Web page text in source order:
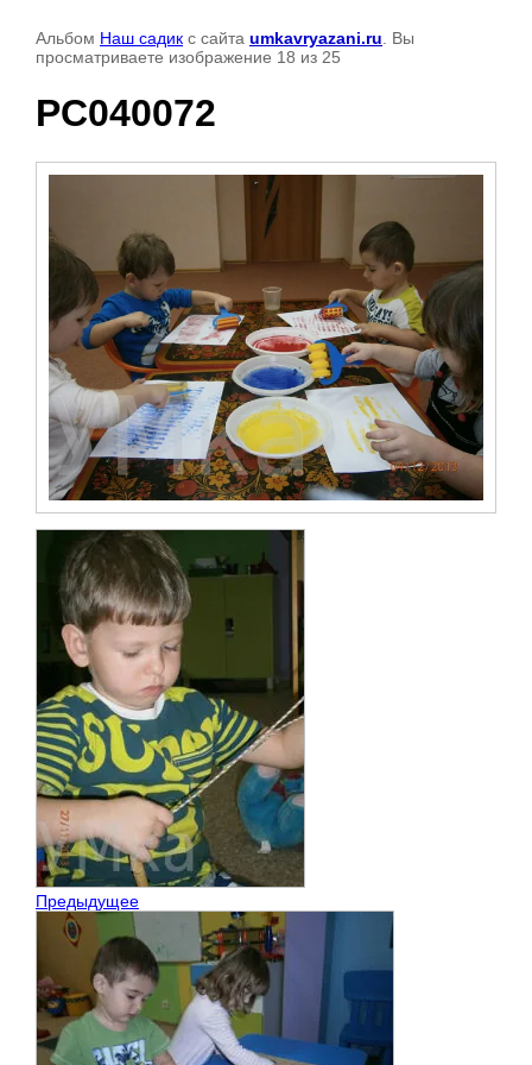
Альбом Наш садик с сайта umkavryazani.ru . Вы
просматриваете изображение 18 из 25
PC040072
Предыдущее